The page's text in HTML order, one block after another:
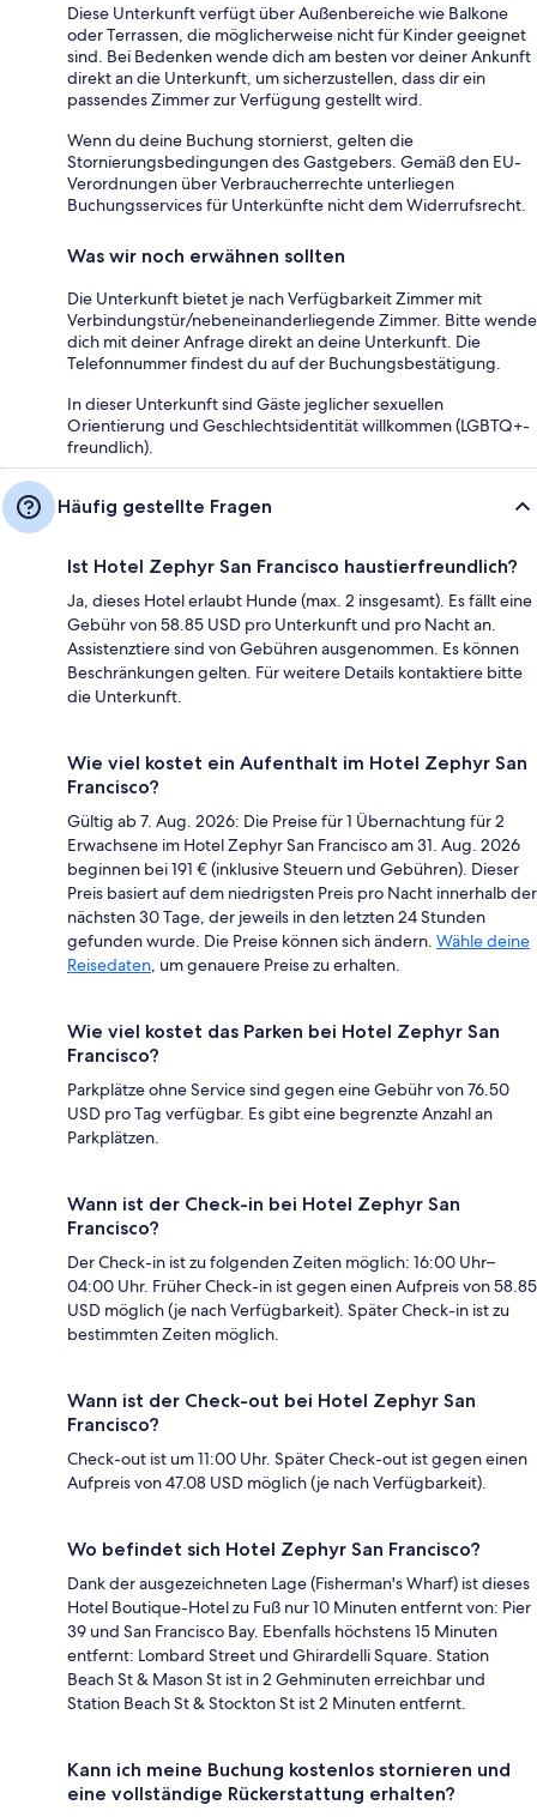
Diese Unterkunft verfügt über Außenbereiche wie Balkone
oder Terrassen, die möglicherweise nicht für Kinder geeignet
sind. Bei Bedenken wende dich am besten vor deiner Ankunft
direkt an die Unterkunft, um sicherzustellen, dass dir ein
passendes Zimmer zur Verfügung gestellt wird.
Wenn du deine Buchung stornierst, gelten die
Stornierungsbedingungen des Gastgebers. Gemäß den EU-
Verordnungen über Verbraucherrechte unterliegen
Buchungsservices für Unterkünfte nicht dem Widerrufsrecht.
Was wir noch erwähnen sollten
Die Unterkunft bietet je nach Verfügbarkeit Zimmer mit
Verbindungstür/nebeneinanderliegende Zimmer. Bitte wende
dich mit deiner Anfrage direkt an deine Unterkunft. Die
Telefonnummer findest du auf der Buchungsbestätigung.
In dieser Unterkunft sind Gäste jeglicher sexuellen
Orientierung und Geschlechtsidentität willkommen (LGBTQ+-
freundlich).
Häufig gestellte Fragen
Ist Hotel Zephyr San Francisco haustierfreundlich?
Ja, dieses Hotel erlaubt Hunde (max. 2 insgesamt). Es fällt eine
Gebühr von 58.85 USD pro Unterkunft und pro Nacht an.
Assistenztiere sind von Gebühren ausgenommen. Es können
Beschränkungen gelten. Für weitere Details kontaktiere bitte
die Unterkunft.
Wie viel kostet ein Aufenthalt im Hotel Zephyr San
Francisco?
Gültig ab 7. Aug. 2026: Die Preise für 1 Übernachtung für 2
Erwachsene im Hotel Zephyr San Francisco am 31. Aug. 2026
beginnen bei 191 € (inklusive Steuern und Gebühren). Dieser
Preis basiert auf dem niedrigsten Preis pro Nacht innerhalb der
nächsten 30 Tage, der jeweils in den letzten 24 Stunden
gefunden wurde. Die Preise können sich ändern. Wähle deine
Reisedaten, um genauere Preise zu erhalten.
Wie viel kostet das Parken bei Hotel Zephyr San
Francisco?
Parkplätze ohne Service sind gegen eine Gebühr von 76.50
USD pro Tag verfügbar. Es gibt eine begrenzte Anzahl an
Parkplätzen.
Wann ist der Check-in bei Hotel Zephyr San
Francisco?
Der Check-in ist zu folgenden Zeiten möglich: 16:00 Uhr–
04:00 Uhr. Früher Check-in ist gegen einen Aufpreis von 58.85
USD möglich (je nach Verfügbarkeit). Später Check-in ist zu
bestimmten Zeiten möglich.
Wann ist der Check-out bei Hotel Zephyr San
Francisco?
Check-out ist um 11:00 Uhr. Später Check-out ist gegen einen
Aufpreis von 47.08 USD möglich (je nach Verfügbarkeit).
Wo befindet sich Hotel Zephyr San Francisco?
Dank der ausgezeichneten Lage (Fisherman's Wharf) ist dieses
Hotel Boutique-Hotel zu Fuß nur 10 Minuten entfernt von: Pier
39 und San Francisco Bay. Ebenfalls höchstens 15 Minuten
entfernt: Lombard Street und Ghirardelli Square. Station
Beach St & Mason St ist in 2 Gehminuten erreichbar und
Station Beach St & Stockton St ist 2 Minuten entfernt.
Kann ich meine Buchung kostenlos stornieren und
eine vollständige Rückerstattung erhalten?